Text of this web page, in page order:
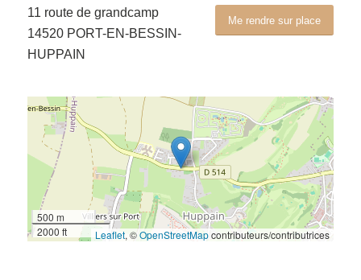
Me rendre sur place
11 route de grandcamp
14520 PORT-EN-BESSIN-
HUPPAIN
500 m
2000 ft
Leaflet, ©OpenStreetMapcontributeurs/contributrices